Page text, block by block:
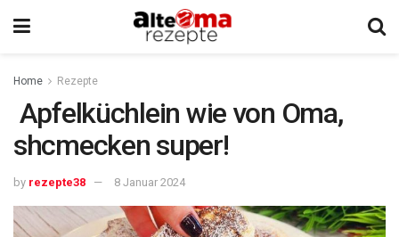
Home Rezepte
Apfelküchlein wie von Oma,
shcmecken super!
by rezepte38 8 Januar 2024